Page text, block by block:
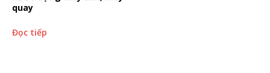
quay
Đọc tiếp